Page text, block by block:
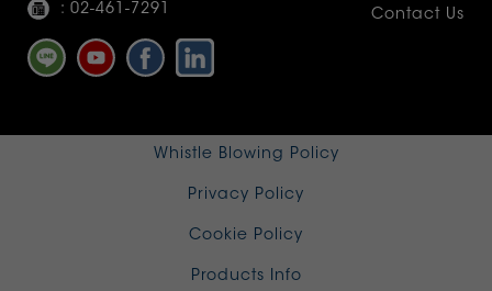
: 02-461-7291
Contact Us
Whistle Blowing Policy
Privacy Policy
Cookie Policy
Products Info